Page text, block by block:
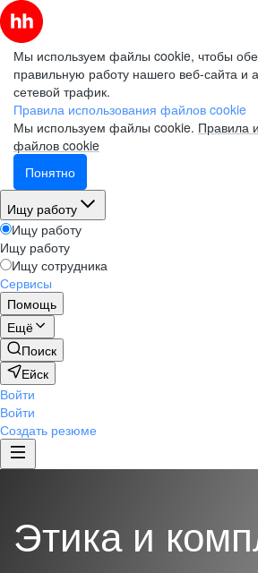
Мы используем файлы cookie, чтобы
правильную работу нашего веб-сайта и
сетевой трафик.
Правила использования файлов cookie
Мы используем файлы cookie. Правила
файлов cookie
Понятно
Ищу работу
Ищу работу
Ищу работу
Ищу сотрудника
Сервисы
Помощь
Ещё
Поиск
Ейск
Войти
Войти
Создать резюме
Этика и